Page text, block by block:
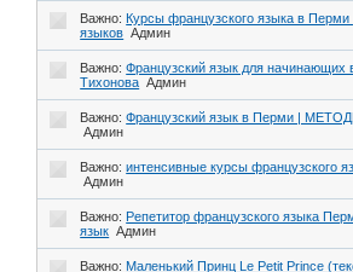
Важно: Курсы французского языка в
языков Админ
Важно: Французский язык для
Тихонова Админ
Важно: Французский язык в Перми |
Админ
Важно: интенсивные курсы
Админ
Важно: Репетитор французского языка
язык Админ
Важно: Маленький Принц Le Petit Prince